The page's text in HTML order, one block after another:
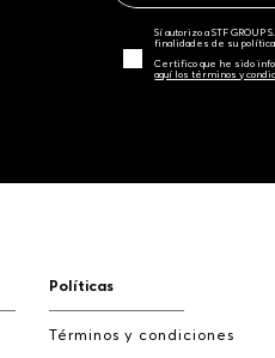
Sí autorizo a STF
finalidades de su
Certifico que he sido
aquí los términos y
Políticas
Términos y condiciones